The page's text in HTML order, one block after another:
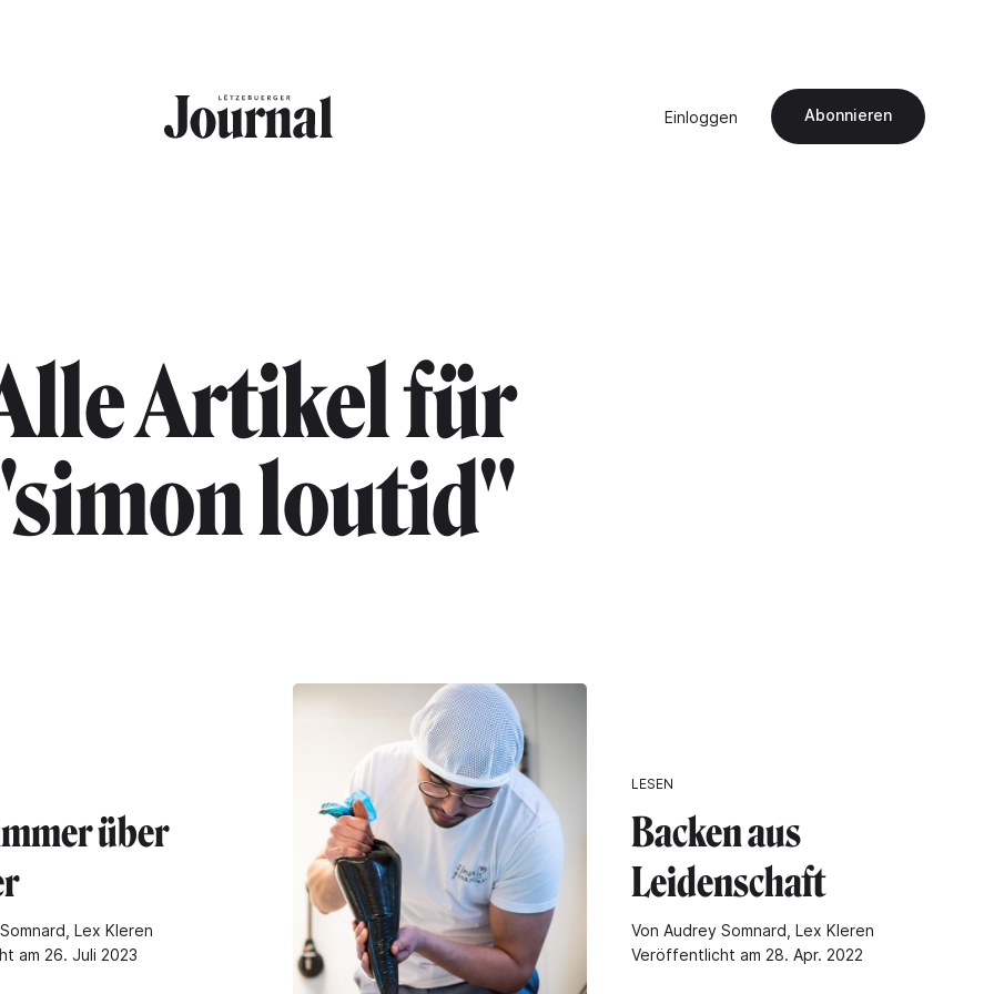
Einloggen Abonnieren
Artikel für
loutid"
über
Lex Kleren
am 26. Juli 2023
LESEN
Backen aus
Leidenschaft
Von Audrey Somnard, Lex Kleren
Veröffentlicht am 28. Apr. 2022